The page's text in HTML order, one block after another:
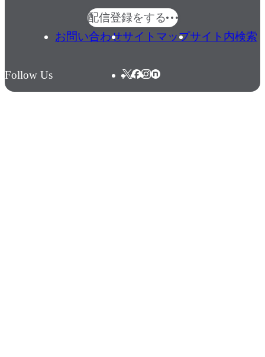
配信登録をする
お問い合わせサイトマップサイト内検索
Follow Us